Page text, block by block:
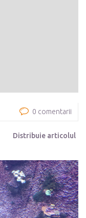
0 comentarii
Distribuie articolul